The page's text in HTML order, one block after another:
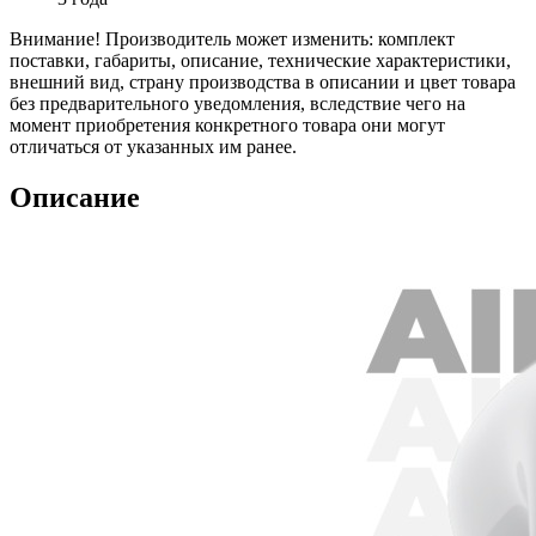
Внимание! Производитель может изменить: комплект
поставки, габариты, описание, технические характеристики,
внешний вид, страну производства в описании и цвет товара
без предварительного уведомления, вследствие чего на
момент приобретения конкретного товара они могут
отличаться от указанных им ранее.
Описание